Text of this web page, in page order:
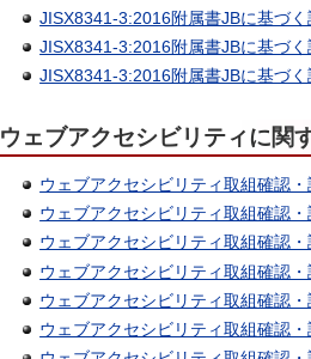
JISX8341-3:2016附属書JBに基づく
JISX8341-3:2016附属書JBに基づく
JISX8341-3:2016附属書JBに基づく
ウェブアクセシビリティに関
ウェブアクセシビリティ取組確認・
ウェブアクセシビリティ取組確認・
ウェブアクセシビリティ取組確認・
ウェブアクセシビリティ取組確認・
ウェブアクセシビリティ取組確認・
ウェブアクセシビリティ取組確認・